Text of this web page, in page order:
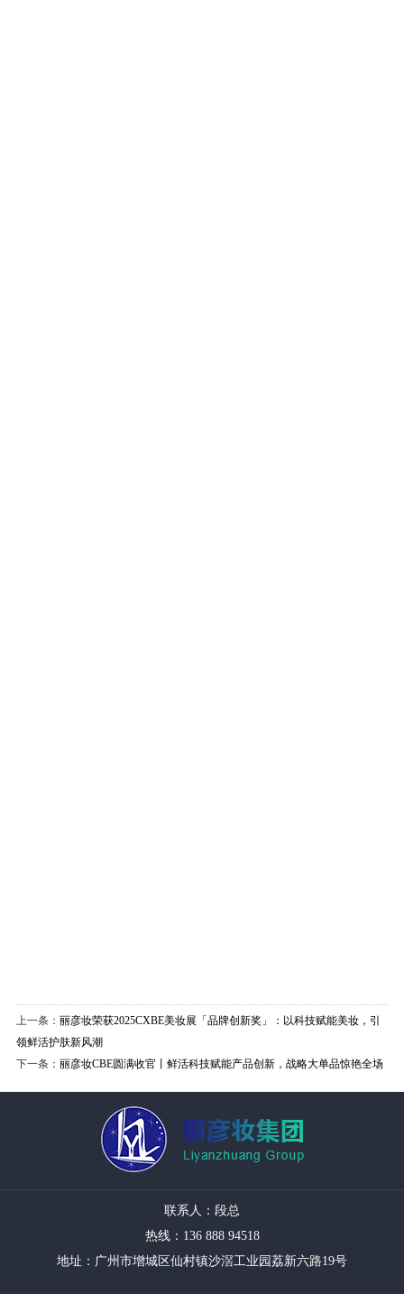
上一条： 丽彦妆荣获2025CXBE美妆展「品牌创新奖」：以科技赋能美妆，引
领鲜活护肤新风潮
下一条： 丽彦妆CBE圆满收官丨鲜活科技赋能产品创新，战略大单品惊艳全场
联系人：段总
热线：136 888 94518
地址：广州市增城区仙村镇沙滘工业园荔新六路19号